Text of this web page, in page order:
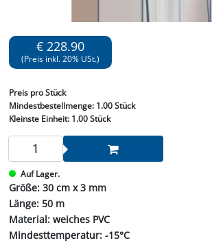
€ 228.90
(Preis inkl. 20% USt.)
Preis pro Stück
Mindestbestellmenge: 1.00 Stück
Kleinste Einheit:1.00 Stück
Auf Lager.
Größe: 30 cm x 3 mm
Länge: 50 m
Material: weiches PVC
Mindesttemperatur: -15°C